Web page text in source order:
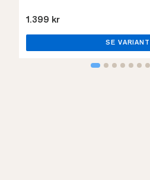
1.399 kr
SE